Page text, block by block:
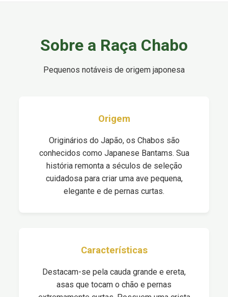
Sobre a Raça Chabo
Pequenos notáveis de origem japonesa
Origem
Originários do Japão, os Chabos são
conhecidos como Japanese Bantams. Sua
história remonta a séculos de seleção
cuidadosa para criar uma ave pequena,
elegante e de pernas curtas.
Características
Destacam-se pela cauda grande e ereta,
asas que tocam o chão e pernas